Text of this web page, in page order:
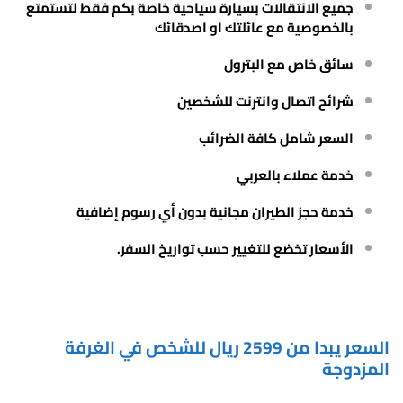
جميع الانتقالات بسيارة سياحية خاصة بكم فقط لتستمتع
بالخصوصية مع عائلتك او اصدقائك
سائق خاص مع البترول
شرائح اتصال وانترنت للشخصين
السعر شامل كافة الضرائب
خدمة عملاء بالعربي
خدمة حجز الطيران مجانية بدون أي رسوم إضافية
الأسعار تخضع للتغيير حسب تواريخ السفر.
السعر يبدا من 2599 ريال للشخص في الغرفة
المزدوجة